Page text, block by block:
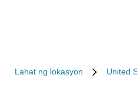
Lahat ng lokasyon United